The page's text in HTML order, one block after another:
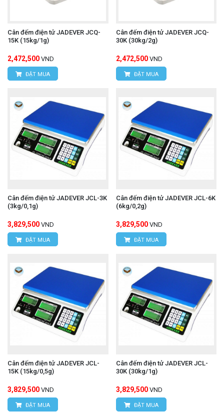
Cân đếm điện tử JADEVER JCQ-
15K (15kg/1g)
2,472,500 VND
ĐẶT MUA
Cân đếm điện tử JADEVER JCQ-
30K (30kg/2g)
2,472,500 VND
ĐẶT MUA
Cân đếm điện tử JADEVER JCL-3K
(3kg/0,1g)
3,829,500 VND
ĐẶT MUA
Cân đếm điện tử JADEVER JCL-6K
(6kg/0,2g)
3,829,500 VND
ĐẶT MUA
Cân đếm điện tử JADEVER JCL-
15K (15kg/0,5g)
3,829,500 VND
ĐẶT MUA
Cân đếm điện tử JADEVER JCL-
30K (30kg/1g)
3,829,500 VND
ĐẶT MUA